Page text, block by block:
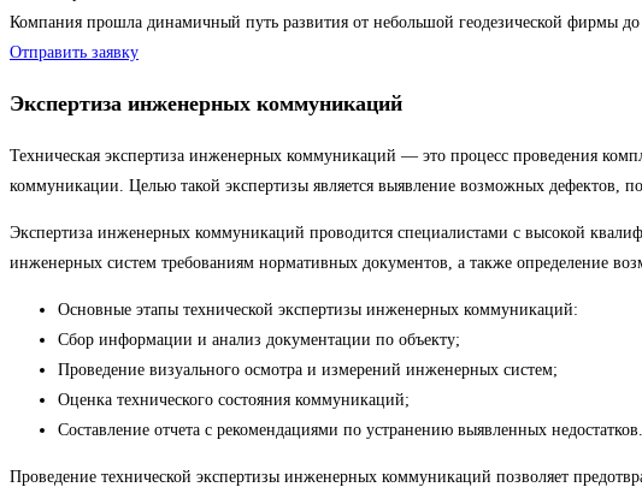
Компания прошла динамичный путь развития от небольшой геодезической
Отправить заявку
Экспертиза инженерных коммуникаций
Техническая экспертиза инженерных коммуникаций — это процесс проведения
коммуникации. Целью такой экспертизы является выявление возможных дефектов,
Экспертиза инженерных коммуникаций проводится специалистами с высокой
инженерных систем требованиям нормативных документов, а также определение
Основные этапы технической экспертизы инженерных коммуникаций:
Сбор информации и анализ документации по объекту;
Проведение визуального осмотра и измерений инженерных систем;
Оценка технического состояния коммуникаций;
Составление отчета с рекомендациями по устранению выявленных недостатков.
Проведение технической экспертизы инженерных коммуникаций позволяет